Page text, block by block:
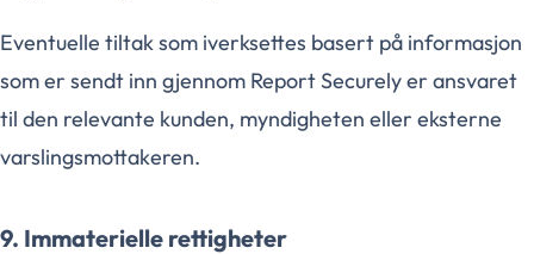
Eventuelle tiltak som iverksettes basert på informasjon
som er sendt inn gjennom Report Securely er ansvaret
til den relevante kunden, myndigheten eller eksterne
varslingsmottakeren.
9. Immaterielle rettigheter